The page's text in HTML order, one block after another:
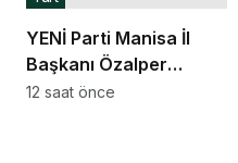
YENİ Parti Manisa İl
Başkanı Özalper
gözaltına alındı
12 saat önce